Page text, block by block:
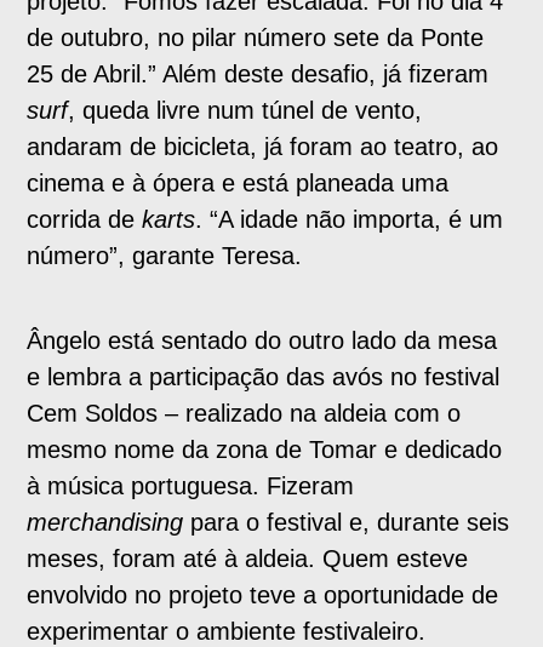
de outubro, no pilar número sete da Ponte
25 de Abril.” Além deste desafio, já fizeram
surf, queda livre num túnel de vento,
andaram de bicicleta, já foram ao teatro, ao
cinema e à ópera e está planeada uma
corrida de karts. “A idade não importa, é um
número”, garante Teresa.
Ângelo está sentado do outro lado da mesa
e lembra a participação das avós no festival
Cem Soldos – realizado na aldeia com o
mesmo nome da zona de Tomar e dedicado
à música portuguesa. Fizeram
merchandising para o festival e, durante seis
meses, foram até à aldeia. Quem esteve
envolvido no projeto teve a oportunidade de
experimentar o ambiente festivaleiro.